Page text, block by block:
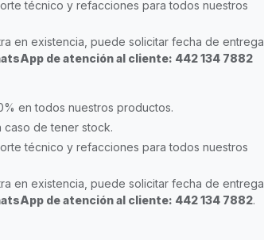
técnico y refacciones para todos nuestros
en existencia, puede solicitar fecha de entrega
de atención al cliente: 442 134 7882
en todos nuestros productos.
caso de tener stock.
técnico y refacciones para todos nuestros
en existencia, puede solicitar fecha de entrega
de atención al cliente: 442 134 7882.